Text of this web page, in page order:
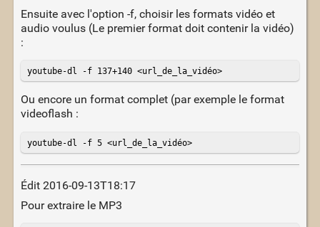
Ensuite avec l'option -f, choisir les formats vidéo et
audio voulus (Le premier format doit contenir la vidéo)
:
youtube-dl -f 137+140 <url_de_la_vidéo>
Ou encore un format complet (par exemple le format
videoflash :
youtube-dl -f 5 <url_de_la_vidéo>
Édit 2016-09-13T18:17
Pour extraire le MP3